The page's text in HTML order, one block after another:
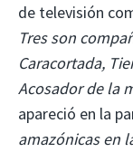
de televisión
Tres son
Caracortada,
Acosador de la
apareció en la
amazónicas en